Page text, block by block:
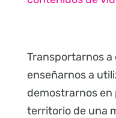
Transportarnos a
enseñarnos a
demostrarnos en
territorio de una